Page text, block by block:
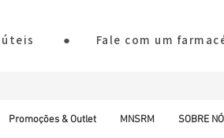
úteis        ●       Fale com um
Promoções & Outlet MNSRM SOBRE